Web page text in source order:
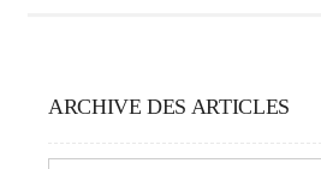
ARCHIVE DES ARTICLES